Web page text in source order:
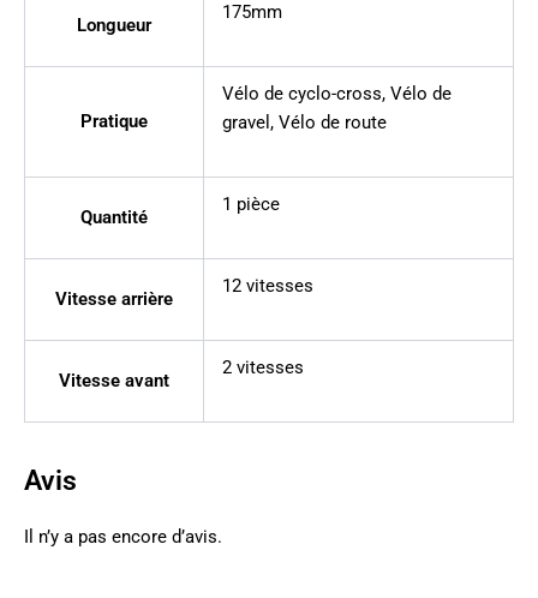
Longueur
175mm
Pratique
Vélo de cyclo-cross, Vélo de
gravel , Vélo de route
Quantité
1 pièce
Vitesse arrière
12 vitesses
Vitesse avant
2 vitesses
Avis
Il n’y a pas encore d’avis.